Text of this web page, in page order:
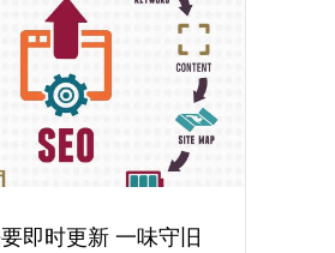
即时更新 一味守旧